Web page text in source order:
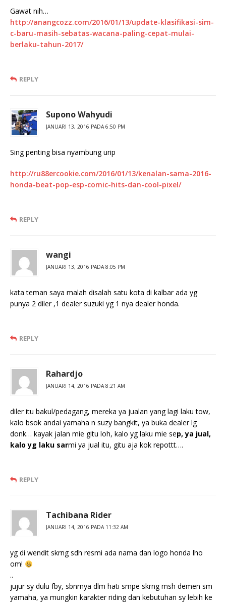
Gawat nih…
http://anangcozz.com/2016/01/13/update-klasifikasi-sim-
c-baru-masih-sebatas-wacana-paling-cepat-mulai-
berlaku-tahun-2017/
REPLY
Supono Wahyudi
JANUARI 13, 2016 PADA 6:50 PM
Sing penting bisa nyambung urip
http://ru88ercookie.com/2016/01/13/kenalan-sama-2016-
honda-beat-pop-esp-comic-hits-dan-cool-pixel/
REPLY
wangi
JANUARI 13, 2016 PADA 8:05 PM
kata teman saya malah disalah satu kota di kalbar ada yg
punya 2 diler ,1 dealer suzuki yg 1 nya dealer honda.
REPLY
Rahardjo
JANUARI 14, 2016 PADA 8:21 AM
diler itu bakul/pedagang, mereka ya jualan yang lagi laku tow,
kalo bsok andai yamaha n suzy bangkit, ya buka dealer lg
donk… kayak jalan mie gitu loh, kalo yg laku mie sep, ya jual,
kalo yg laku sarmi ya jual itu, gitu aja kok repottt….
REPLY
Tachibana Rider
JANUARI 14, 2016 PADA 11:32 AM
yg di wendit skrng sdh resmi ada nama dan logo honda lho
om!
..
jujur sy dulu fby, sbnrnya dlm hati smpe skrng msh demen sm
yamaha, ya mungkin karakter riding dan kebutuhan sy lebih ke